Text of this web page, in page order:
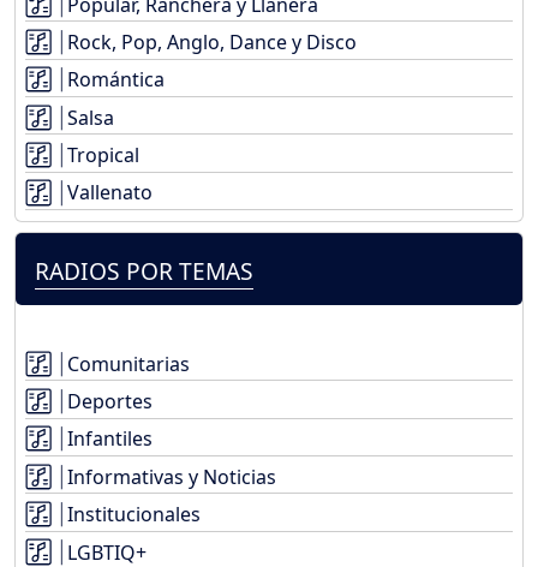
Rock, Pop, Anglo, Dance y Disco
Romántica
Salsa
Tropical
Vallenato
RADIOS POR TEMAS
Comunitarias
Deportes
Infantiles
Informativas y Noticias
Institucionales
LGBTIQ+